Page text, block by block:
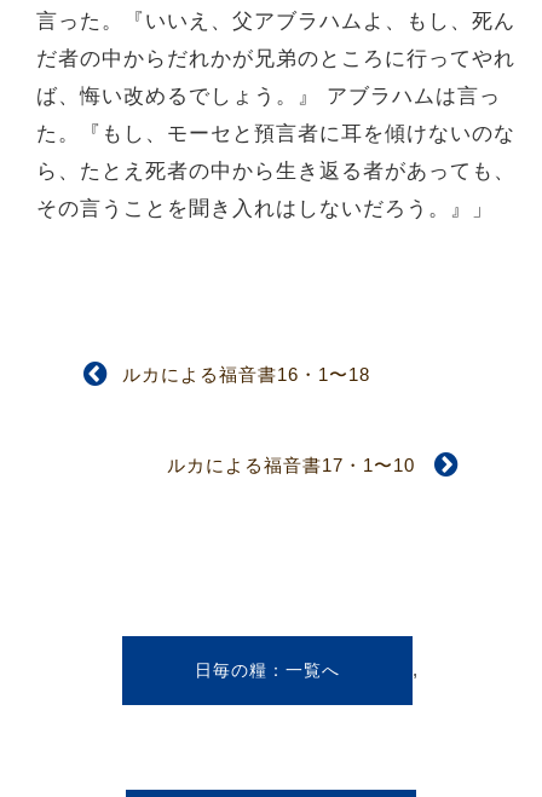
言った。『いいえ、父アブラハムよ、もし、死ん
だ者の中からだれかが兄弟のところに行ってやれ
ば、悔い改めるでしょう。』 アブラハムは言っ
た。『もし、モーセと預言者に耳を傾けないのな
ら、たとえ死者の中から生き返る者があっても、
その言うことを聞き入れはしないだろう。』」
ルカによる福音書16・1〜18
ルカによる福音書17・1〜10
日毎の糧 ,